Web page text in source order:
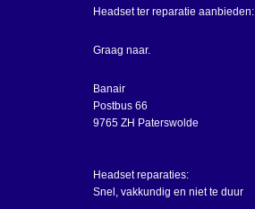
Headset ter reparatie aanbieden:
Graag naar.
Banair
Postbus 66
9765 ZH Paterswolde
Headset reparaties:
Snel, vakkundig en niet te duur